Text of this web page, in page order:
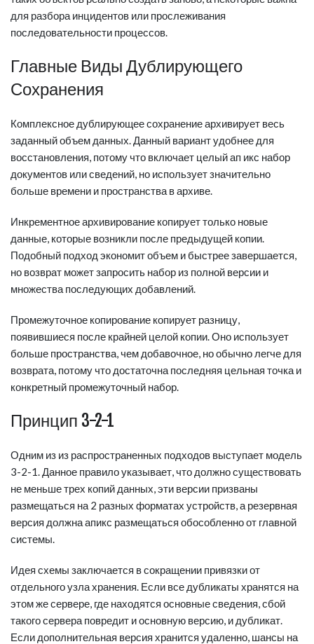
для разбора инцидентов или прослеживания
последовательности процессов.
Главные Виды Дублирующего
Сохранения
Комплексное дублирующее сохранение архивирует весь
заданный объем данных. Данный вариант удобнее для
восстановления, потому что включает целый ап икс набор
документов или сведений, но использует значительно
больше времени и пространства в архиве.
Инкрементное архивирование копирует только новые
данные, которые возникли после предыдущей копии.
Подобный подход экономит объем и быстрее завершается,
но возврат может запросить набор из полной версии и
множества последующих добавлений.
Промежуточное копирование копирует разницу,
появившиеся после крайней целой копии. Оно использует
больше пространства, чем добавочное, но обычно легче для
возврата, потому что достаточна последняя цельная точка и
конкретный промежуточный набор.
Принцип 3-2-1
Одним из из распространенных подходов выступает модель
3-2-1. Данное правило указывает, что должно существовать
не меньше трех копий данных, эти версии призваны
размещаться на 2 разных форматах устройств, а резервная
версия должна апикс размещаться обособленно от главной
системы.
Идея схемы заключается в сокращении привязки от
отдельного узла хранения. Если все дубликаты хранятся на
этом же сервере, где находятся основные сведения, сбой
такого сервера повредит и основную версию, и дубликат.
Если дополнительная версия хранится удаленно, шансы на